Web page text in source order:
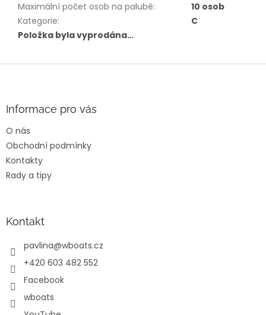
Maximální počet osob na palubě:
10 osob
Kategorie:
C
Položka byla vyprodána…
Informace pro vás
O nás
Obchodní podmínky
Kontakty
Rady a tipy
Kontakt
pavlina@wboats.cz
+420 603 482 552
Facebook
wboats